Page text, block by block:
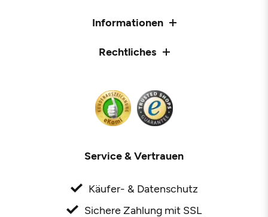
Informationen
Rechtliches
Service & Vertrauen
Käufer- & Datenschutz
Sichere Zahlung mit SSL